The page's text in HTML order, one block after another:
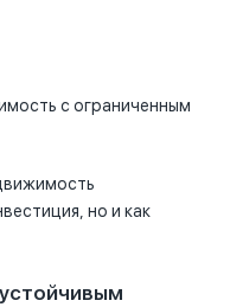
с ограниченным
но и как